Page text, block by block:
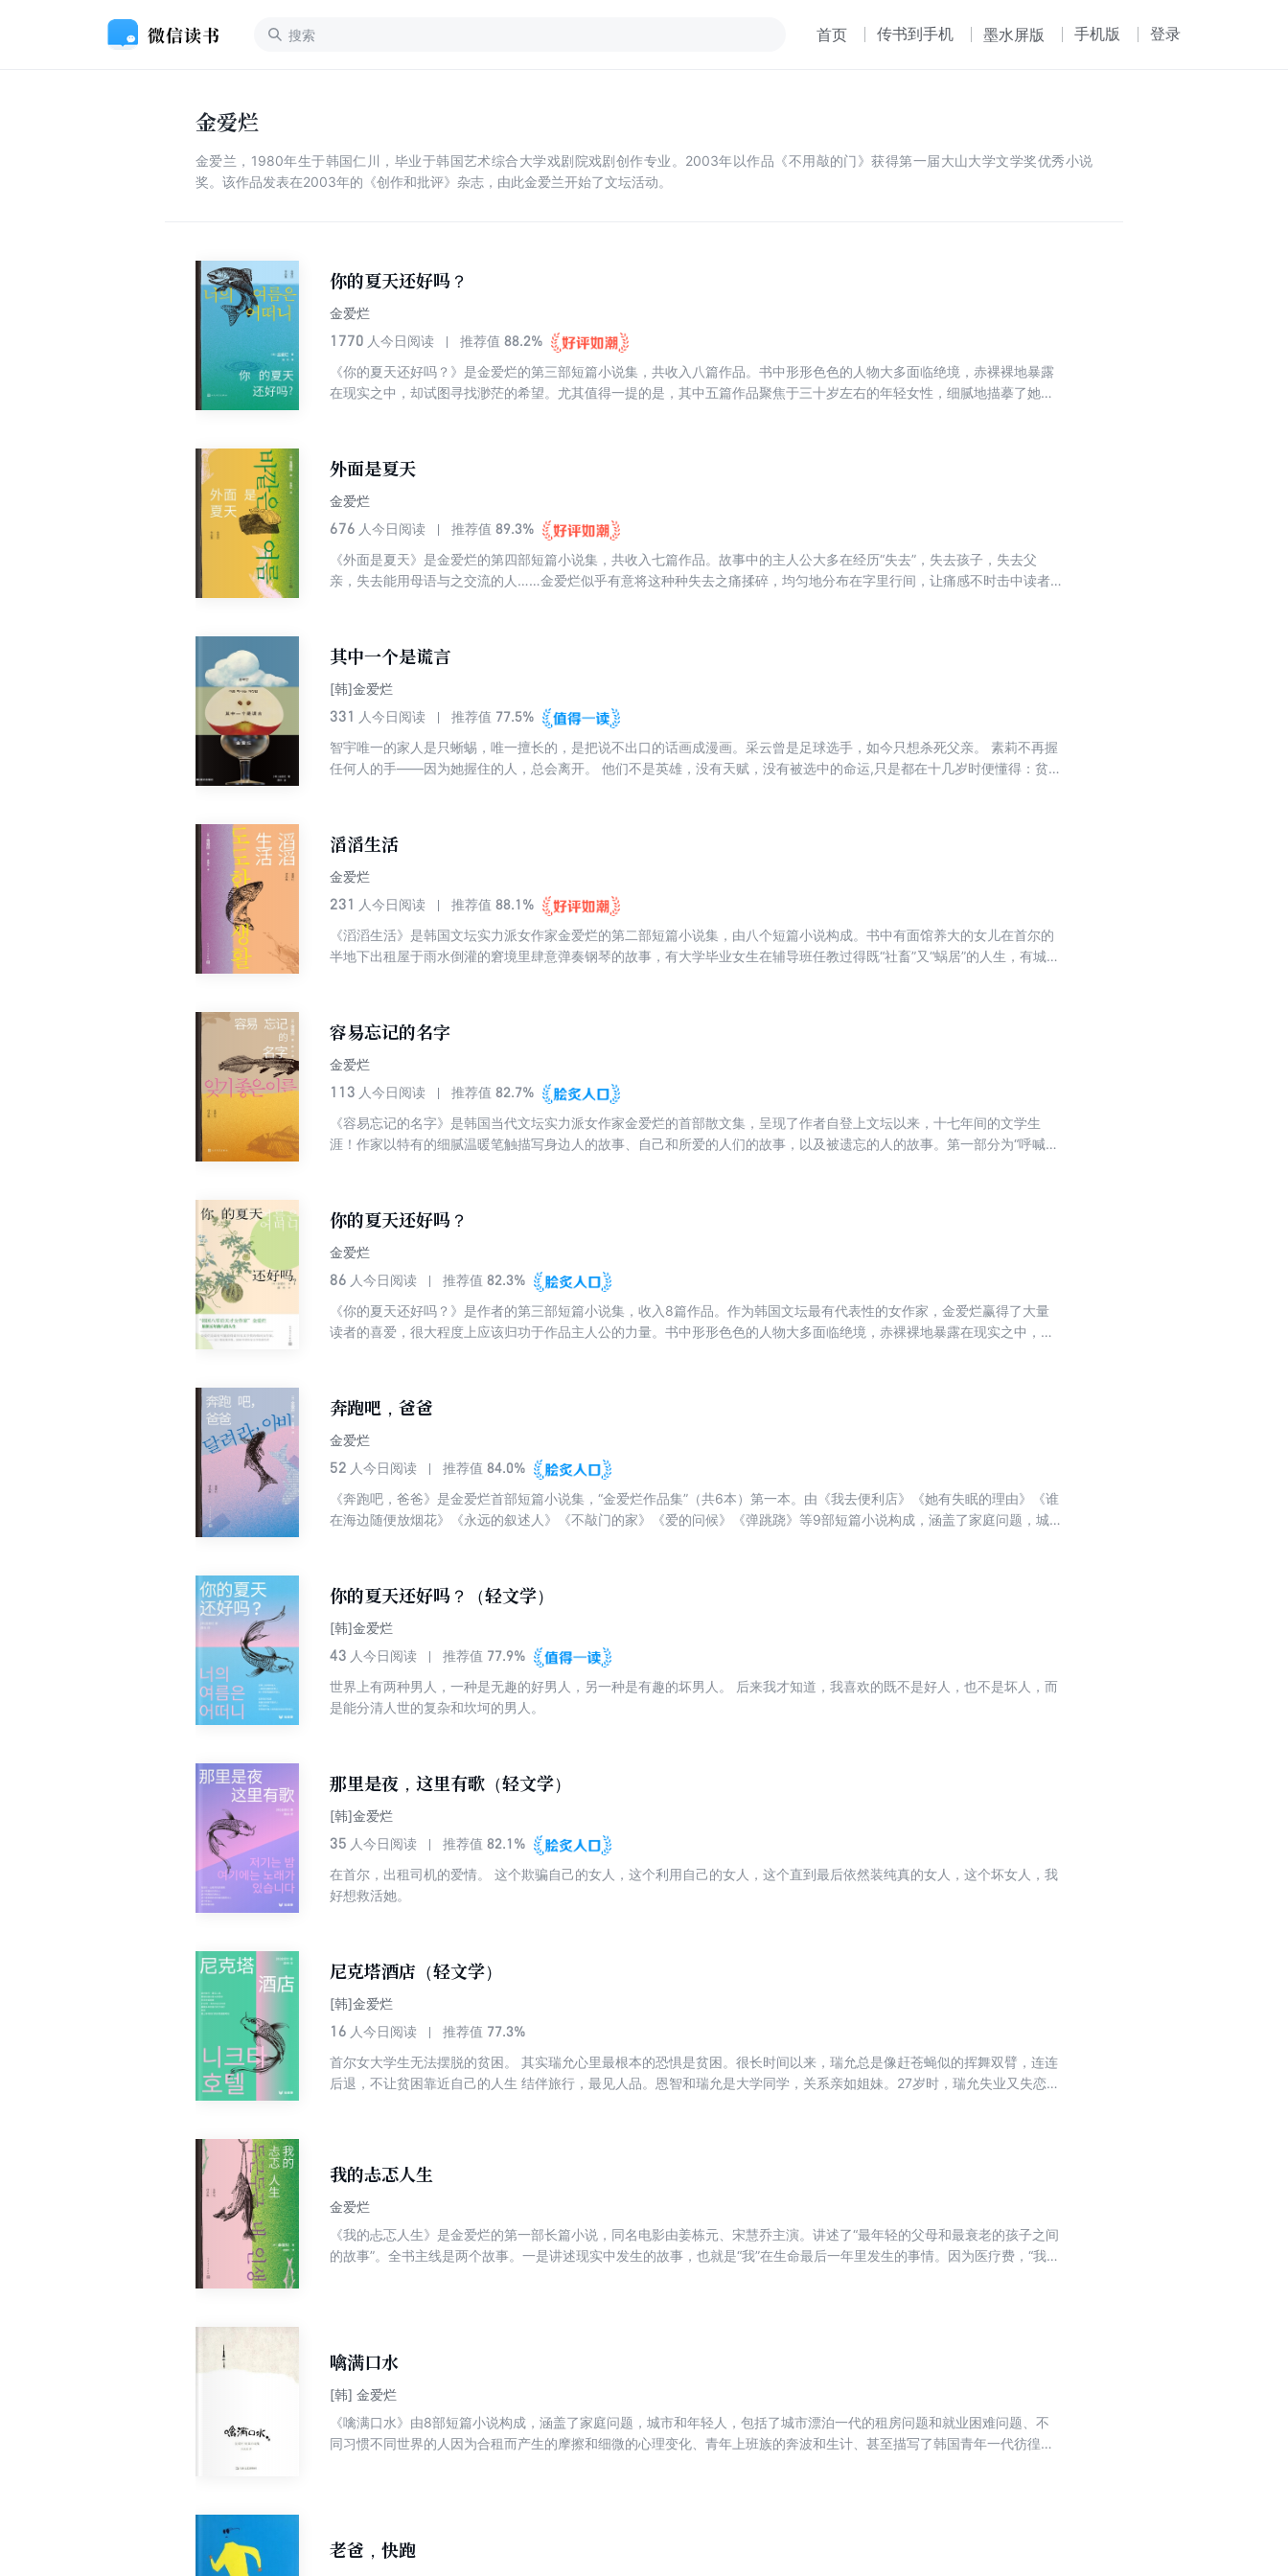
首页 传书到手机 墨水屏版 手机版 登录
金爱烂
金爱兰，1980年生于韩国仁川，毕业于韩国艺术综合大学戏剧院戏剧创作专业。2003年以作品《不用敲的门》获得第一届大山大学文学奖优秀小说
奖。该作品发表在2003年的《创作和批评》杂志，由此金爱兰开始了文坛活动。
你的夏天还好吗？
金爱烂
1770 人今日阅读 推荐值 88.2%
《你的夏天还好吗？》是金爱烂的第三部短篇小说集，共收入八篇作品。书中形形色色的人物大多面临绝境，赤裸裸地暴露
在现实之中，却试图寻找渺茫的希望。尤其值得一提的是，其中五篇作品聚焦于三十岁左右的年轻女性，细腻地描摹了她们
外面是夏天
金爱烂
676 人今日阅读 推荐值 89.3%
《外面是夏天》是金爱烂的第四部短篇小说集，共收入七篇作品。故事中的主人公大多在经历“失去”，失去孩子，失去父
亲，失去能用母语与之交流的人……金爱烂似乎有意将这种种失去之痛揉碎，均匀地分布在字里行间，让痛感不时击中读者
其中一个是谎言
[韩]金爱烂
331 人今日阅读 推荐值 77.5%
智宇唯一的家人是只蜥蜴，唯一擅长的，是把说不出口的话画成漫画。采云曾是足球选手，如今只想杀死父亲。 素莉不再握
任何人的手——因为她握住的人，总会离开。 他们不是英雄，没有天赋，没有被选中的命运,只是都在十几岁时便懂得：贫穷
滔滔生活
金爱烂
231 人今日阅读 推荐值 88.1%
《滔滔生活》是韩国文坛实力派女作家金爱烂的第二部短篇小说集，由八个短篇小说构成。书中有面馆养大的女儿在首尔的
半地下出租屋于雨水倒灌的窘境里肆意弹奏钢琴的故事，有大学毕业女生在辅导班任教过得既“社畜”又“蜗居”的人生，有城市
序言。
容易忘记的名字
金爱烂
113 人今日阅读 推荐值 82.7%
《容易忘记的名字》是韩国当代文坛实力派女作家金爱烂的首部散文集，呈现了作者自登上文坛以来，十七年间的文学生
涯！作家以特有的细腻温暖笔触描写身边人的故事、自己和所爱的人们的故事，以及被遗忘的人的故事。第一部分为“呼喊我
你的夏天还好吗？
金爱烂
86 人今日阅读 推荐值 82.3%
《你的夏天还好吗？》是作者的第三部短篇小说集，收入8篇作品。作为韩国文坛最有代表性的女作家，金爱烂赢得了大量
读者的喜爱，很大程度上应该归功于作品主人公的力量。书中形形色色的人物大多面临绝境，赤裸裸地暴露在现实之中，但
奔跑吧，爸爸
金爱烂
52 人今日阅读 推荐值 84.0%
《奔跑吧，爸爸》是金爱烂首部短篇小说集，“金爱烂作品集”（共6本）第一本。由《我去便利店》《她有失眠的理由》《谁
在海边随便放烟花》《永远的叙述人》《不敲门的家》《爱的问候》《弹跳跷》等9部短篇小说构成，涵盖了家庭问题，城
你的夏天还好吗？（轻文学）
[韩]金爱烂
43 人今日阅读 推荐值 77.9%
世界上有两种男人，一种是无趣的好男人，另一种是有趣的坏男人。 后来我才知道，我喜欢的既不是好人，也不是坏人，而
是能分清人世的复杂和坎坷的男人。
那里是夜，这里有歌（轻文学）
[韩]金爱烂
35 人今日阅读 推荐值 82.1%
在首尔，出租司机的爱情。 这个欺骗自己的女人，这个利用自己的女人，这个直到最后依然装纯真的女人，这个坏女人，我
好想救活她。
尼克塔酒店（轻文学）
[韩]金爱烂
16 人今日阅读 推荐值 77.3%
首尔女大学生无法摆脱的贫困。 其实瑞允心里最根本的恐惧是贫困。很长时间以来，瑞允总是像赶苍蝇似的挥舞双臂，连连
后退，不让贫困靠近自己的人生 结伴旅行，最见人品。恩智和瑞允是大学同学，关系亲如姐妹。27岁时，瑞允失业又失恋，
我的忐忑人生
金爱烂
《我的忐忑人生》是金爱烂的第一部长篇小说，同名电影由姜栋元、宋慧乔主演。讲述了“最年轻的父母和最衰老的孩子之间
的故事”。全书主线是两个故事。一是讲述现实中发生的故事，也就是“我”在生命最后一年里发生的事情。因为医疗费，“我”
噙满口水
[韩] 金爱烂
《噙满口水》由8部短篇小说构成，涵盖了家庭问题，城市和年轻人，包括了城市漂泊一代的租房问题和就业困难问题、不
同习惯不同世界的人因为合租而产生的摩擦和细微的心理变化、青年上班族的奔波和生计、甚至描写了韩国青年一代彷徨而
老爸，快跑